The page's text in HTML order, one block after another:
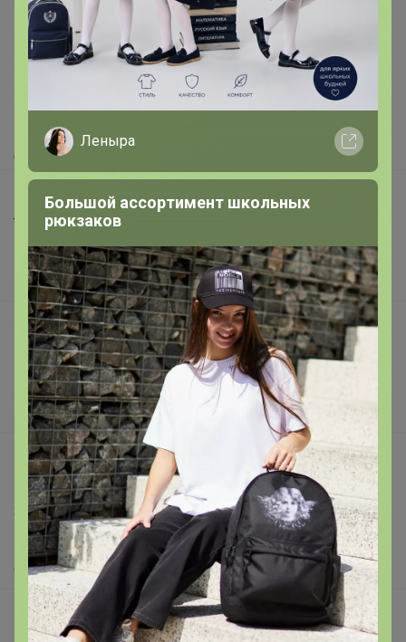
Как здесь все устроено?
Как сделать заказ?
Доставка
Шоурумы
Торговые марки
Наша команда
В наличии
Подарочные сертификаты
Реклама на сайте
Поставщикам
Вакансии
support@24-ok.ru
Написать в поддержку
Защита покупателя
Помощь
О нас
Все предложения
Леныра
Большой ассортимент школьных
рюкзаков